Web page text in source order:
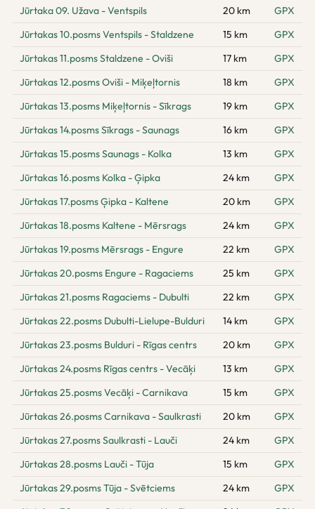
Jūrtaka 09. Užava - Ventspils
20 km
GPX
Jūrtakas 10.posms Ventspils - Staldzene
15 km
GPX
Jūrtakas 11.posms Staldzene - Oviši
17 km
GPX
Jūrtakas 12.posms Oviši - Miķeļtornis
18 km
GPX
Jūrtakas 13.posms Miķeļtornis - Sīkrags
19 km
GPX
Jūrtakas 14.posms Sīkrags - Saunags
16 km
GPX
Jūrtakas 15.posms Saunags - Kolka
13 km
GPX
Jūrtakas 16.posms Kolka - Ģipka
24 km
GPX
Jūrtakas 17.posms Ģipka - Kaltene
20 km
GPX
Jūrtakas 18.posms Kaltene - Mērsrags
24 km
GPX
Jūrtakas 19.posms Mērsrags - Engure
22 km
GPX
Jūrtakas 20.posms Engure - Ragaciems
25 km
GPX
Jūrtakas 21.posms Ragaciems - Dubulti
22 km
GPX
Jūrtakas 22.posms Dubulti-Lielupe-Bulduri
14 km
GPX
Jūrtakas 23.posms Bulduri - Rīgas centrs
20 km
GPX
Jūrtakas 24.posms Rīgas centrs - Vecāķi
13 km
GPX
Jūrtakas 25.posms Vecāķi - Carnikava
15 km
GPX
Jūrtakas 26.posms Carnikava - Saulkrasti
20 km
GPX
Jūrtakas 27.posms Saulkrasti - Lauči
24 km
GPX
Jūrtakas 28.posms Lauči - Tūja
15 km
GPX
Jūrtakas 29.posms Tūja - Svētciems
24 km
GPX